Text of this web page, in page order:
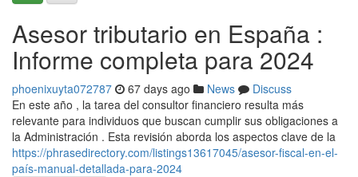
Asesor tributario en España :
Informe completa para 2024
phoenixuyta072787 67 days ago News
Discuss
En este año , la tarea del consultor financiero resulta más
relevante para individuos que buscan cumplir sus obligaciones a
la Administración . Esta revisión aborda los aspectos clave de la
https://phrasedirectory.com/listings13617045/asesor-fiscal-en-el-
país-manual-detallada-para-2024